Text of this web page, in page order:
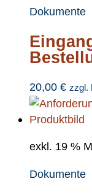
Dokumente
20,00 € zzgl.
exkl. 19 %
Dokumente